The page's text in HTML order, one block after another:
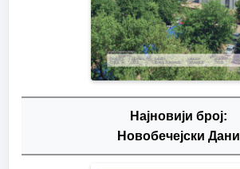
Најновији број:
Новобечејски Дани